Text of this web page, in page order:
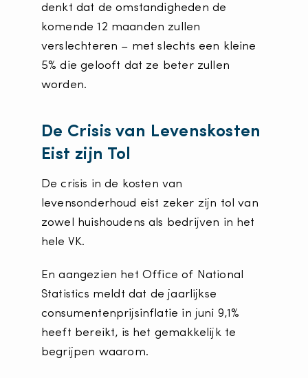
denkt dat de omstandigheden de
komende 12 maanden zullen
verslechteren – met slechts een kleine
5% die gelooft dat ze beter zullen
worden.
De Crisis van Levenskosten
Eist zijn Tol
De crisis in de kosten van
levensonderhoud eist zeker zijn tol van
zowel huishoudens als bedrijven in het
hele VK.
En aangezien het Office of National
Statistics meldt dat de jaarlijkse
consumentenprijsinflatie in juni 9,1%
heeft bereikt, is het gemakkelijk te
begrijpen waarom.